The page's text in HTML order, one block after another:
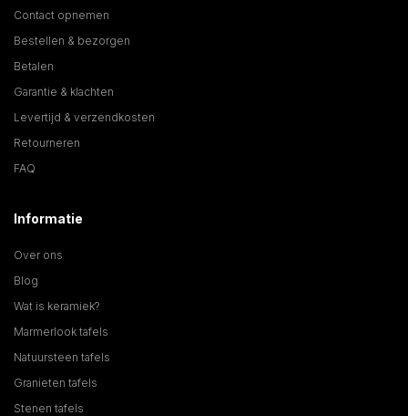
Contact opnemen
Bestellen & bezorgen
Betalen
Garantie & klachten
Levertijd & verzendkosten
Retourneren
FAQ
Informatie
Over ons
Blog
Wat is keramiek?
Marmerlook tafels
Natuursteen tafels
Granieten tafels
Stenen tafels